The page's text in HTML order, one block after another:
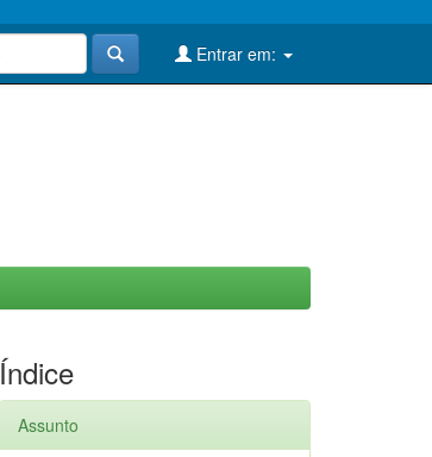
Entrar em:
Índice
Assunto